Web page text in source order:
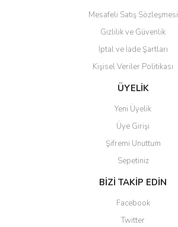
Gönder
Mesafeli Satış Sözleşmesi
Gizlilik ve Güvenlik
İptal ve İade Şartları
Kişisel Veriler Politikası
ÜYELİK
Yeni Üyelik
Üye Girişi
Şifremi Unuttum
Sepetiniz
BİZİ TAKİP EDİN
Facebook
Twitter